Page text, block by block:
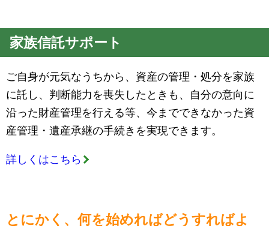
家族信託サポート
ご自身が元気なうちから、資産の管理・処分を家族
に託し、判断能力を喪失したときも、自分の意向に
沿った財産管理を行える等、今までできなかった資
産管理・遺産承継の手続きを実現できます。
詳しくはこちら
とにかく、何を始めればどうすればよ